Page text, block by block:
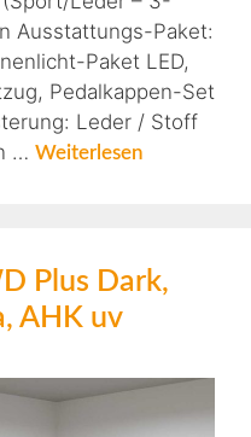
Ausstattungs-Paket:
Paket LED,
Pedalkappen-Set
Leder / Stoff
… Weiterlesen
Plus Dark,
AHK uv